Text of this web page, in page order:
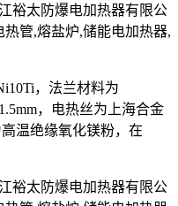
，法兰材料为
，电热丝为上海合金
温绝缘氧化镁粉，在